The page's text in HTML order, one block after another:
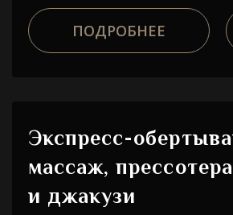
ПОДРОБНЕЕ
Экспресс-
массаж,
и джакузи